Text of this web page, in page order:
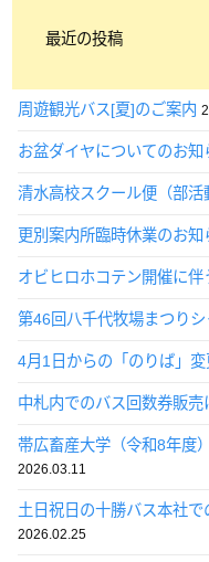
最近の投稿
周遊観光バス[夏]のご案内
お盆ダイヤについてのお知
清水高校スクール便（部
更別案内所臨時休業のお知
オビヒロホコテン開催に
第46回八千代牧場まつり
4月1日からの「のりば」
中札内でのバス回数券販売
帯広畜産大学（令和8年度
2026.03.11
土日祝日の十勝バス本社
2026.02.25